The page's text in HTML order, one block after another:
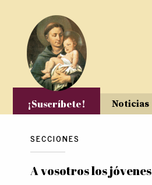
¡Suscríbete! Noticias
SECCIONES
A vosotros los jóvenes